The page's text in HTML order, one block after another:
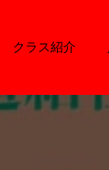
クラス紹介